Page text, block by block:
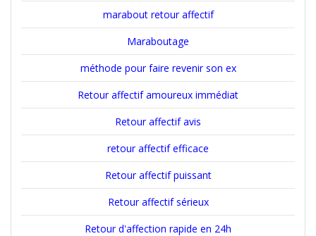
marabout retour affectif
Maraboutage
méthode pour faire revenir son ex
Retour affectif amoureux immédiat
Retour affectif avis
retour affectif efficace
Retour affectif puissant
Retour affectif sérieux
Retour d'affection rapide en 24h